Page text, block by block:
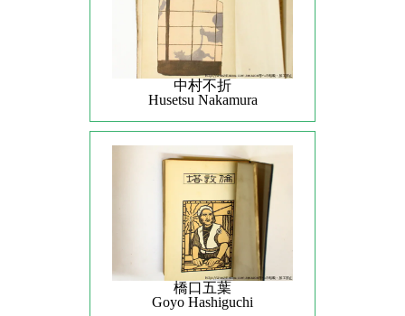
中村不折
Husetsu Nakamura
橋口五葉
Goyo Hashiguchi